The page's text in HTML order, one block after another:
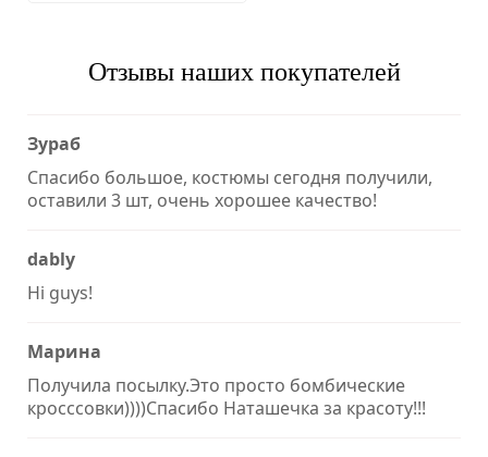
Отзывы наших покупателей
Зураб
Спасибо большое, костюмы сегодня получили,
оставили 3 шт, очень хорошее качество!
dably
Hi guys!
Марина
Получила посылку.Это просто бомбические
кросссовки))))Спасибо Наташечка за красоту!!!